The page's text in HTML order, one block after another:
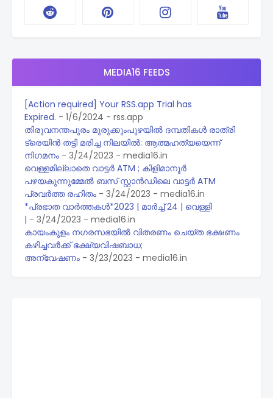
MEDIA16 FEEDS
[Action required] Your RSS.app Trial has
Expired. - 1/6/2024 - rss.app
തിരുവനന്തപുരം മുരുക്കുംപുഴയിൽ ദമ്പതികൾ രാത്രി
ട്രെയിൻ തട്ടി മരിച്ച നിലയിൽ: ആത്മഹത്യയെന്ന്
നിഗമനം - 3/24/2023 - media16.in
വെള്ളമില്ലാതെ വാട്ടർ ATM ; കിളിമാനൂർ
പഴയകുന്നുമ്മേൽ ബസ് സ്റ്റാൻഡിലെ വാട്ടർ ATM
പ്രവർത്ത രഹിതം - 3/24/2023 - media16.in
*പ്രഭാത വാർത്തകൾ*2023 | മാർച്ച് 24 | വെള്ളി
| - 3/24/2023 - media16.in
കായംകുളം ന​ഗരസഭയിൽ വിതരണം ചെയ്ത ഭക്ഷണം
കഴിച്ചവർക്ക് ഭക്ഷ്യവിഷബാധ;
അന്വേഷണം - 3/23/2023 - media16.in